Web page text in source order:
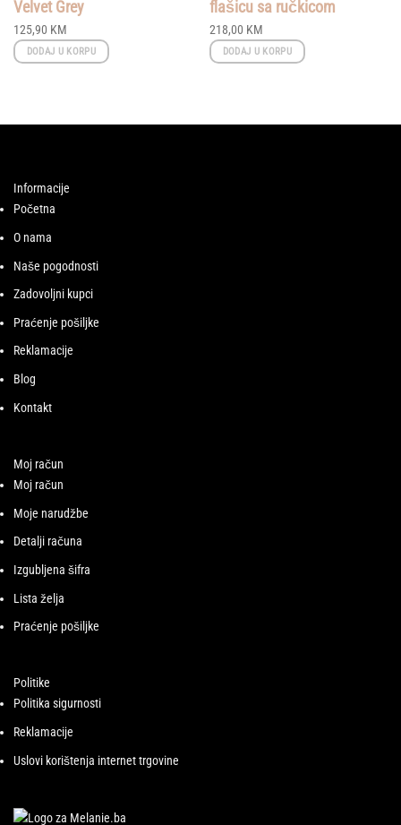
Velvet Grey
125,90 KM
DODAJ U KORPU
flašicu sa ručkicom
218,00 KM
DODAJ U KORPU
Informacije
Početna
O nama
Naše pogodnosti
Zadovoljni kupci
Praćenje pošiljke
Reklamacije
Blog
Kontakt
Moj račun
Moj račun
Moje narudžbe
Detalji računa
Izgubljena šifra
Lista želja
Praćenje pošiljke
Politike
Politika sigurnosti
Reklamacije
Uslovi korištenja internet trgovine